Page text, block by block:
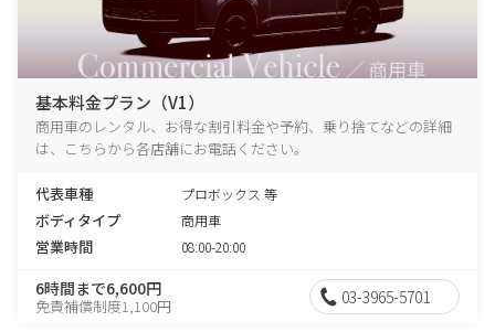
基本料金プラン（V1）
商用車のレンタル、お得な割引料金や予約、乗り捨てなどの詳細
は、こちらから各店舗にお電話ください。
代表車種 プロボックス 等
ボディタイプ 商用車
営業時間 08:00-20:00
6時間まで6,600円
免責補償制度1,100円 03-3965-5701